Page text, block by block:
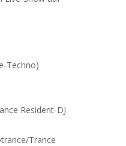
Techno)
Resident-DJ
Trance